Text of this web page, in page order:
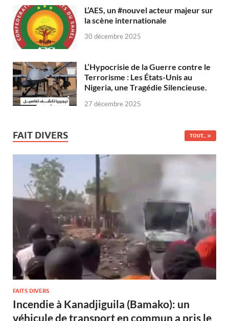
L’AES, un #nouvel acteur majeur sur
la scène internationale
30 décembre 2025
L’Hypocrisie de la Guerre contre le
Terrorisme : Les États-Unis au
Nigeria, une Tragédie Silencieuse.
27 décembre 2025
FAIT DIVERS TOUT...
FAITS DIVERS
Incendie à Kanadjiguila (Bamako): un
véhicule de transport en commun a pris le